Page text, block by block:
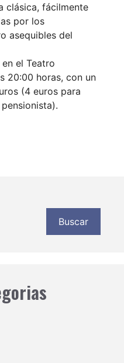
clásica, fácilmente
por los
asequibles del
el Teatro
20:00 horas, con un
(4 euros para
Buscar